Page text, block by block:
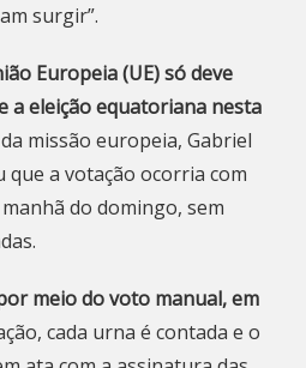
surgir”.
Europeia (UE) só deve
a eleição equatoriana nesta
missão europeia, Gabriel
a votação ocorria com
do domingo, sem
meio do voto manual, em
cada urna é contada e o